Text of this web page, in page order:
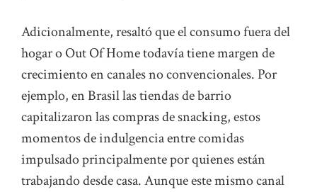
Adicionalmente, resaltó que el consumo fuera del
hogar o Out Of Home todavía tiene margen de
crecimiento en canales no convencionales. Por
ejemplo, en Brasil las tiendas de barrio
capitalizaron las compras de snacking, estos
momentos de indulgencia entre comidas
impulsado principalmente por quienes están
trabajando desde casa. Aunque este mismo canal